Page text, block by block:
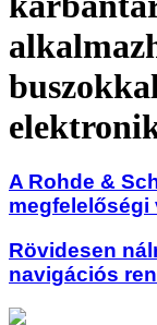
A Rohde &
megfelelőségi
Rövidesen
navigációs